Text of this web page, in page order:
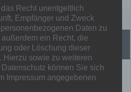
statt !!
Recht unentgeltlich
Empfänger und Zweck
Daten zu
ein Recht, die
oder Löschung dieser
Hierzu sowie zu weiteren
können Sie sich
Impressum angegebenen